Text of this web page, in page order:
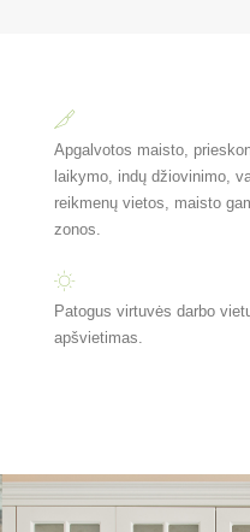
Apgalvotos maisto,
laikymo, indų džiovinimo,
reikmenų vietos, maisto
zonos.
Patogus virtuvės darbo
apšvietimas.